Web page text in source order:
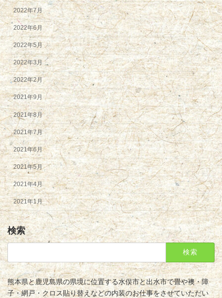
2022年7月
2022年6月
2022年5月
2022年3月
2022年2月
2021年9月
2021年8月
2021年7月
2021年6月
2021年5月
2021年4月
2021年1月
検索
検
熊本県と鹿児島県の県境に位置する水俣市と出水市で畳や襖・障
子・網戸・クロス貼り替えなどの内装のお仕事をさせていただい